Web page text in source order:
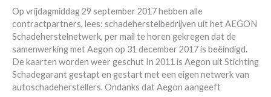
Op vrijdagmiddag 29 september 2017 hebben alle
contractpartners, lees: schadeherstelbedrijven uit het AEGON
Schadeherstelnetwerk, per mail te horen gekregen dat de
samenwerking met Aegon op 31 december 2017 is beëindigd.
De kaarten worden weer geschut In 2011 is Aegon uit Stichting
Schadegarant gestapt en gestart met een eigen netwerk van
autoschadeherstellers. Ondanks dat Aegon aangeeft
op